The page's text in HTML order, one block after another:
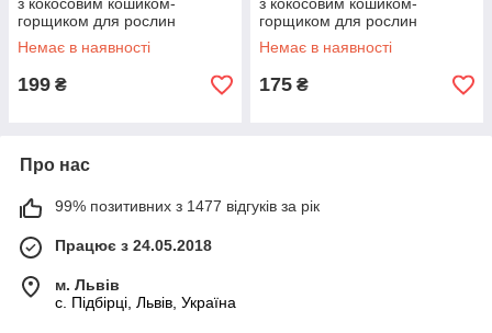
горщиком для рослин
(Аграріо 10)
Немає в наявності
199 ₴
горщиком для рослин
(Аграріо 8)
Немає в наявності
175 ₴
Про нас
99% позитивних з 1477 відгуків за рік
Працює з 24.05.2018
м. Львів
c. Підбірці, Львів, Україна